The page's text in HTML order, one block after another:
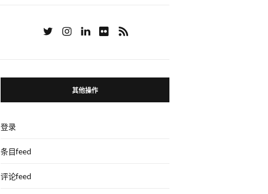
其他操作
登录
条目feed
评论feed